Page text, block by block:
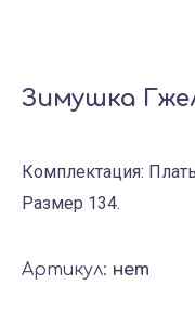
Зимушка
Комплектация:
Размер 134.
Артикул: нет